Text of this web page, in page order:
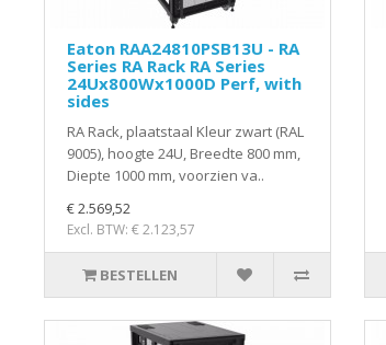
Eaton RAA24810PSB13U - RA
Series RA Rack RA Series
24Ux800Wx1000D Perf, with
sides
RA Rack, plaatstaal Kleur zwart (RAL
9005), hoogte 24U, Breedte 800 mm,
Diepte 1000 mm, voorzien va..
€ 2.569,52
Excl. BTW: € 2.123,57
BESTELLEN